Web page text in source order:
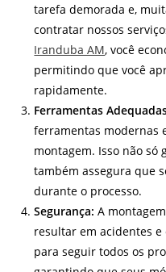
tarefa demorada e,
contratar nossos
Iranduba AM, você
permitindo que você
rapidamente.
Ferramentas
ferramentas modernas
montagem. Isso não só
também assegura que
durante o processo.
Segurança: A
resultar em acidentes
para seguir todos os